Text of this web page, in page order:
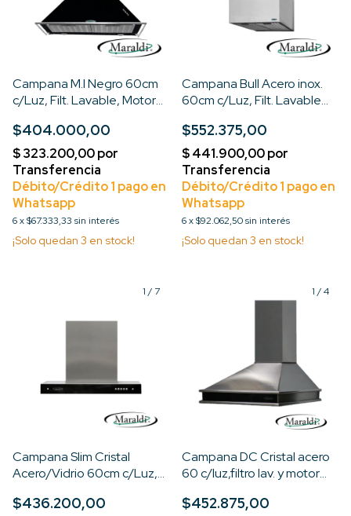
Campana M.I Negro 60cm
c/Luz, Filt. Lavable, Motor
$404.000,00
6x$67.333,33 sin interés
¡Solo quedan 3 en stock!
Campana Bull Acero inox.
60cm c/Luz, Filt. Lavable
$552.375,00
6x$92.062,50sin interés
¡Solo quedan 3 en stock!
1 / 7
Campana Slim Cristal
Acero/Vidrio 60cm c/Luz,
3V
$436.200,00
1 /4
Campana DC Cristal acero
60 c/luz,filtro lav. y motor
$452.875,00